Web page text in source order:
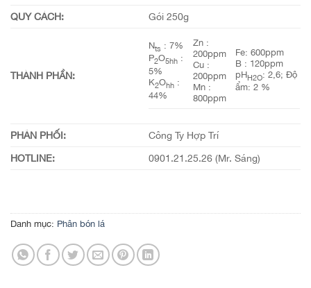
QUY CÁCH:
Gói 250g
THÀNH PHẦN:
Nts : 7%
P2O5hh :
5%
K2Ohh :
44%
Zn :
200ppm
Cu :
200ppm
Mn :
800ppm
Fe: 600ppm
B : 120ppm
pHH2O: 2,6; Độ
ẩm: 2 %
PHÂN PHỐI:
Công Ty Hợp Trí
HOTLINE:
0901.21.25.26 (Mr. Sáng)
Danh mục: Phân bón lá